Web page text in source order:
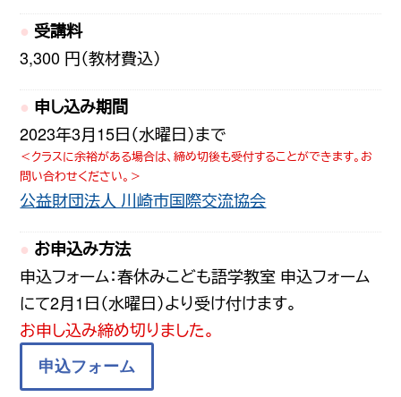
受講料
3,300 円（教材費込）
申し込み期間
2023年3月15日（水曜日）まで
＜クラスに余裕がある場合は、締め切後も受付することができます。お
問い合わせください。＞
公益財団法人 川崎市国際交流協会
お申込み方法
申込フォーム：春休みこども語学教室 申込フォーム
にて2月1日（水曜日）より受け付けます。
お申し込み締め切りました。
申込フォーム